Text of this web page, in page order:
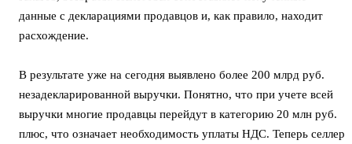
данные с декларациями продавцов и, как правило, находит
расхождение.
В результате уже на сегодня выявлено более 200 млрд руб.
незадекларированной выручки. Понятно, что при учете всей
выручки многие продавцы перейдут в категорию 20 млн руб.
плюс, что означает необходимость уплаты НДС. Теперь селлер